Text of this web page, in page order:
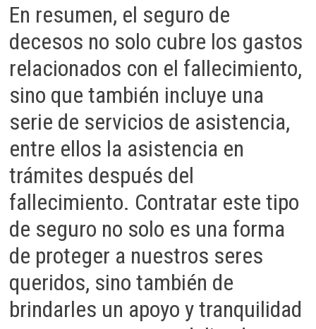
En resumen, el seguro de
decesos no solo cubre los gastos
relacionados con el fallecimiento,
sino que también incluye una
serie de servicios de asistencia,
entre ellos la asistencia en
trámites después del
fallecimiento. Contratar este tipo
de seguro no solo es una forma
de proteger a nuestros seres
queridos, sino también de
brindarles un apoyo y tranquilidad